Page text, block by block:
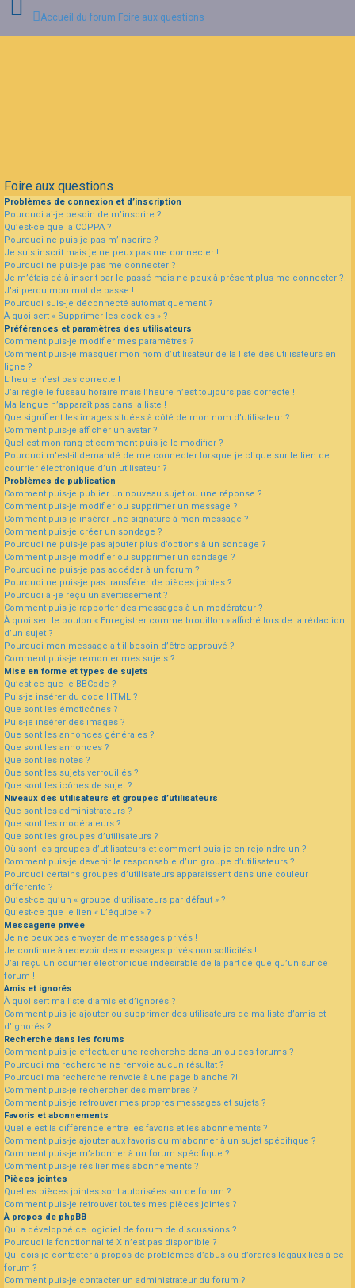
Accueil du forum Foire aux questions
Foire aux questions
Problèmes de connexion et d’inscription
Pourquoi ai-je besoin de m’inscrire ?
Qu’est-ce que la COPPA ?
Pourquoi ne puis-je pas m’inscrire ?
Je suis inscrit mais je ne peux pas me connecter !
Pourquoi ne puis-je pas me connecter ?
Je m’étais déjà inscrit par le passé mais ne peux à présent plus me connecter ?!
J’ai perdu mon mot de passe !
Pourquoi suis-je déconnecté automatiquement ?
À quoi sert « Supprimer les cookies » ?
Préférences et paramètres des utilisateurs
Comment puis-je modifier mes paramètres ?
Comment puis-je masquer mon nom d’utilisateur de la liste des utilisateurs en
ligne ?
L’heure n’est pas correcte !
J’ai réglé le fuseau horaire mais l’heure n’est toujours pas correcte !
Ma langue n’apparaît pas dans la liste !
Que signifient les images situées à côté de mon nom d’utilisateur ?
Comment puis-je afficher un avatar ?
Quel est mon rang et comment puis-je le modifier ?
Pourquoi m’est-il demandé de me connecter lorsque je clique sur le lien de
courrier électronique d’un utilisateur ?
Problèmes de publication
Comment puis-je publier un nouveau sujet ou une réponse ?
Comment puis-je modifier ou supprimer un message ?
Comment puis-je insérer une signature à mon message ?
Comment puis-je créer un sondage ?
Pourquoi ne puis-je pas ajouter plus d’options à un sondage ?
Comment puis-je modifier ou supprimer un sondage ?
Pourquoi ne puis-je pas accéder à un forum ?
Pourquoi ne puis-je pas transférer de pièces jointes ?
Pourquoi ai-je reçu un avertissement ?
Comment puis-je rapporter des messages à un modérateur ?
À quoi sert le bouton « Enregistrer comme brouillon » affiché lors de la rédaction
d’un sujet ?
Pourquoi mon message a-t-il besoin d’être approuvé ?
Comment puis-je remonter mes sujets ?
Mise en forme et types de sujets
Qu’est-ce que le BBCode ?
Puis-je insérer du code HTML ?
Que sont les émoticônes ?
Puis-je insérer des images ?
Que sont les annonces générales ?
Que sont les annonces ?
Que sont les notes ?
Que sont les sujets verrouillés ?
Que sont les icônes de sujet ?
Niveaux des utilisateurs et groupes d’utilisateurs
Que sont les administrateurs ?
Que sont les modérateurs ?
Que sont les groupes d’utilisateurs ?
Où sont les groupes d’utilisateurs et comment puis-je en rejoindre un ?
Comment puis-je devenir le responsable d’un groupe d’utilisateurs ?
Pourquoi certains groupes d’utilisateurs apparaissent dans une couleur
différente ?
Qu’est-ce qu’un « groupe d’utilisateurs par défaut » ?
Qu’est-ce que le lien « L’équipe » ?
Messagerie privée
Je ne peux pas envoyer de messages privés !
Je continue à recevoir des messages privés non sollicités !
J’ai reçu un courrier électronique indésirable de la part de quelqu’un sur ce
forum !
Amis et ignorés
À quoi sert ma liste d’amis et d’ignorés ?
Comment puis-je ajouter ou supprimer des utilisateurs de ma liste d’amis et
d’ignorés ?
Recherche dans les forums
Comment puis-je effectuer une recherche dans un ou des forums ?
Pourquoi ma recherche ne renvoie aucun résultat ?
Pourquoi ma recherche renvoie à une page blanche ?!
Comment puis-je rechercher des membres ?
Comment puis-je retrouver mes propres messages et sujets ?
Favoris et abonnements
Quelle est la différence entre les favoris et les abonnements ?
Comment puis-je ajouter aux favoris ou m’abonner à un sujet spécifique ?
Comment puis-je m’abonner à un forum spécifique ?
Comment puis-je résilier mes abonnements ?
Pièces jointes
Quelles pièces jointes sont autorisées sur ce forum ?
Comment puis-je retrouver toutes mes pièces jointes ?
À propos de phpBB
Qui a développé ce logiciel de forum de discussions ?
Pourquoi la fonctionnalité X n’est pas disponible ?
Qui dois-je contacter à propos de problèmes d’abus ou d’ordres légaux liés à ce
forum ?
Comment puis-je contacter un administrateur du forum ?